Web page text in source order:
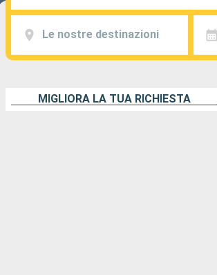
Le nostre destinazioni
MIGLIORA LA TUA RICHIESTA